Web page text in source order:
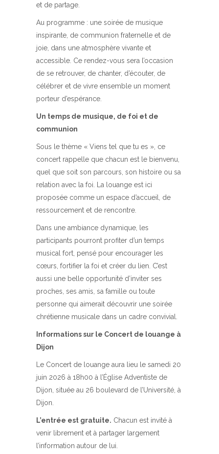
et de partage.
Au programme : une soirée de musique
inspirante, de communion fraternelle et de
joie, dans une atmosphère vivante et
accessible. Ce rendez-vous sera l’occasion
de se retrouver, de chanter, d’écouter, de
célébrer et de vivre ensemble un moment
porteur d’espérance.
Un temps de musique, de foi et de
communion
Sous le thème « Viens tel que tu es », ce
concert rappelle que chacun est le bienvenu,
quel que soit son parcours, son histoire ou sa
relation avec la foi. La louange est ici
proposée comme un espace d’accueil, de
ressourcement et de rencontre.
Dans une ambiance dynamique, les
participants pourront profiter d’un temps
musical fort, pensé pour encourager les
cœurs, fortifier la foi et créer du lien. C’est
aussi une belle opportunité d’inviter ses
proches, ses amis, sa famille ou toute
personne qui aimerait découvrir une soirée
chrétienne musicale dans un cadre convivial.
Informations sur le Concert de louange à
Dijon
Le Concert de louange aura lieu le samedi 20
juin 2026 à 18h00 à l’Église Adventiste de
Dijon, située au 26 boulevard de l’Université, à
Dijon.
L’entrée est gratuite. Chacun est invité à
venir librement et à partager largement
l’information autour de lui.